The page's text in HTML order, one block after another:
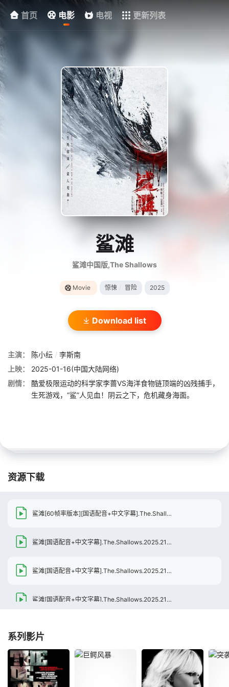
首页 电影 电视 更新列表
鲨滩
鲨滩中国版,The Shallows
Movie 惊悚 冒险 2025
Download list
主演： 陈小纭 / 李斯南
上映：
2025-01-16(中国大陆网络)
剧情：
酷爱极限运动的科学家李蔷VS海洋食物链顶端的凶残捕手，
生死游戏，“鲨”人见血！阴云之下，危机藏身海面。
资源下载
鲨滩[60帧率版本][国语配音+中文字幕].The.Shallows.2025.2160p.WEB-DL.DDP2.0.H265.60fps-ParkHD
鲨滩[国语配音+中文字幕].The.Shallows.2025.2160p.WEB-DL.H265.AAC-SONYHD
鲨滩[国语配音+中文字幕].The.Shallows.2025.2160p.EDR.WEB-DL.DDP2.0.H265-ParkHD
鲨滩[国语配音+中文字幕].The.Shallows.2025.2160p.WEB-DL.DDP2.0.H265-ParkHD
系列影片